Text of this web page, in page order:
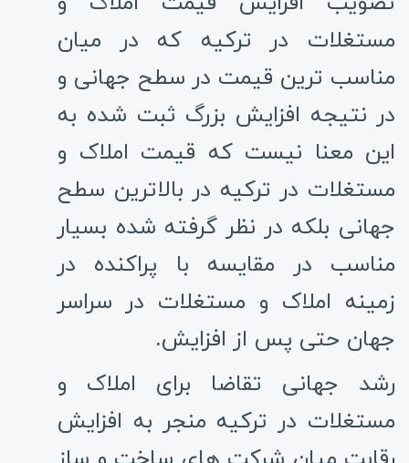
مستغلات در ترکیه که در میان
مناسب ترین قیمت در سطح جهانی و
در نتیجه افزایش بزرگ ثبت شده به
این معنا نیست که قیمت املاک و
مستغلات در ترکیه در بالاترین سطح
جهانی بلکه در نظر گرفته شده بسیار
مناسب در مقایسه با پراکنده در
زمینه املاک و مستغلات در سراسر
جهان حتی پس از افزایش.
رشد جهانی تقاضا برای املاک و
مستغلات در ترکیه منجر به افزایش